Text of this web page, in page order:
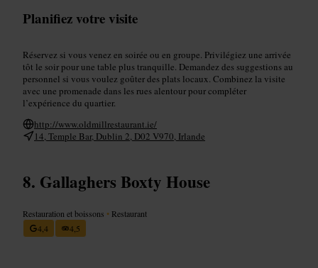
Planifiez votre visite
Réservez si vous venez en soirée ou en groupe. Privilégiez une arrivée
tôt le soir pour une table plus tranquille. Demandez des suggestions au
personnel si vous voulez goûter des plats locaux. Combinez la visite
avec une promenade dans les rues alentour pour compléter
l’expérience du quartier.
http://www.oldmillrestaurant.ie/
14, Temple Bar, Dublin 2, D02 V970, Irlande
Gallaghers Boxty House
Restauration et boissons • Restaurant
4,4
4,5